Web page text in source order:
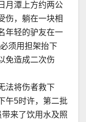
月潭上方约两公
伤，躺在一块相
年轻的驴友在一
须用担架抬下
免造成二次伤
法将伤者救下
午5时许，第二批
来了饮用水及照